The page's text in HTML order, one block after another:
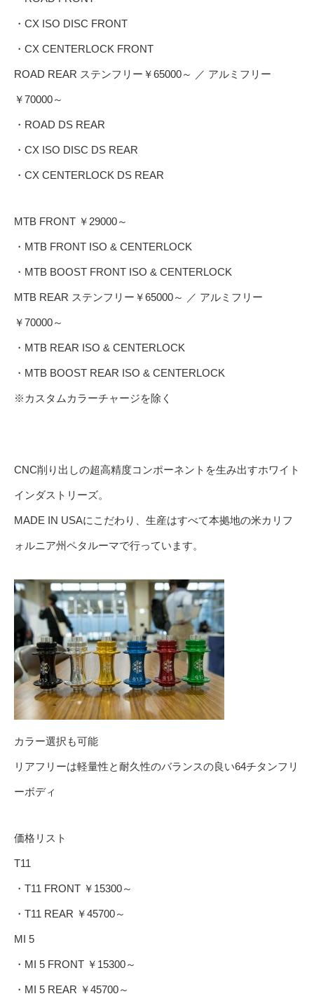
・CX ISO DISC FRONT
・CX CENTERLOCK FRONT
ROAD REAR ステンフリー￥65000～ ／ アルミフリー
￥70000～
・ROAD DS REAR
・CX ISO DISC DS REAR
・CX CENTERLOCK DS REAR
MTB FRONT ￥29000～
・MTB FRONT ISO & CENTERLOCK
・MTB BOOST FRONT ISO & CENTERLOCK
MTB REAR ステンフリー￥65000～ ／ アルミフリー
￥70000～
・MTB REAR ISO & CENTERLOCK
・MTB BOOST REAR ISO & CENTERLOCK
※カスタムカラーチャージを除く
CNC削り出しの超高精度コンポーネントを生み出すホワイト
インダストリーズ。
MADE IN USAにこだわり、生産はすべて本拠地の米カリフ
ォルニア州ペタルーマで行っています。
カラー選択も可能
リアフリーは軽量性と耐久性のバランスの良い64チタンフリ
ーボディ
価格リスト
T11
・T11 FRONT ￥15300～
・T11 REAR ￥45700～
MI 5
・MI 5 FRONT ￥15300～
・MI 5 REAR ￥45700～